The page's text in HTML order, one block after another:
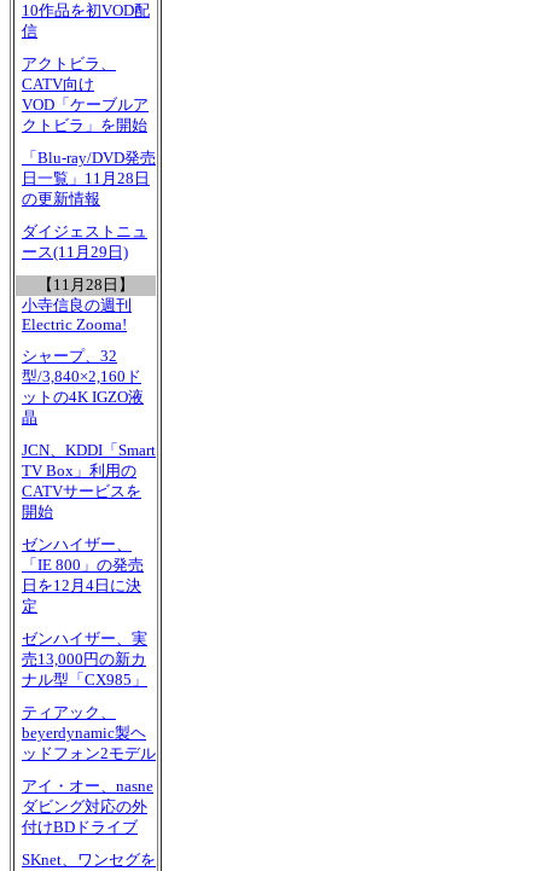
10作品を初VOD配
信
アクトビラ、
CATV向け
VOD「ケーブルア
クトビラ」を開始
「Blu-ray/DVD発売
日一覧」11月28日
の更新情報
ダイジェストニュ
ース(11月29日)
【11月28日】
小寺信良の週刊
Electric Zooma!
シャープ、32
型/3,840×2,160ド
ットの4K IGZO液
晶
JCN、KDDI「Smart
TV Box」利用の
CATVサービスを
開始
ゼンハイザー、
「IE 800」の発売
日を12月4日に決
定
ゼンハイザー、実
売13,000円の新カ
ナル型「CX985」
ティアック、
beyerdynamic製ヘ
ッドフォン2モデル
アイ・オー、nasne
ダビング対応の外
付けBDドライブ
SKnet、ワンセグを